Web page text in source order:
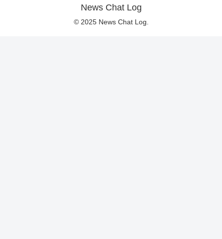
News Chat Log
© 2025 News Chat Log.